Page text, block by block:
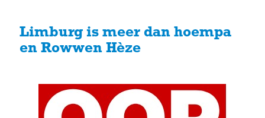
Limburg is meer dan hoempa
en Rowwen Hèze